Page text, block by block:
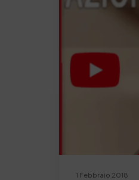
1 Febbraio 2018